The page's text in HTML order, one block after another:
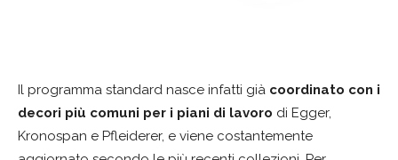
Il programma standard nasce infatti già coordinato con i
decori più comuni per i piani di lavoro di Egger,
Kronospan e Pfleiderer, e viene costantemente